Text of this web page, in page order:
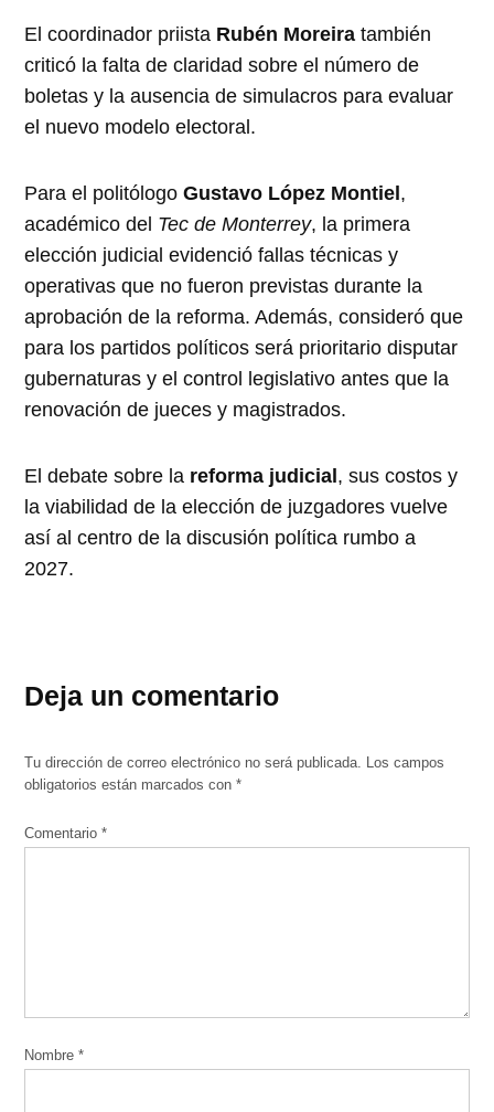
El coordinador priista Rubén Moreira también
criticó la falta de claridad sobre el número de
boletas y la ausencia de simulacros para evaluar
el nuevo modelo electoral.
Para el politólogoGustavo López Montiel,
académico del Tec de Monterrey, la primera
elección judicial evidenció fallas técnicas y
operativas que no fueron previstas durante la
aprobación de la reforma. Además, consideró que
para los partidos políticos será prioritario disputar
gubernaturas y el control legislativo antes que la
renovación de jueces y magistrados.
El debate sobre la reforma judicial, sus costos y
la viabilidad de la elección de juzgadores vuelve
así al centro de la discusión política rumbo a
2027.
Deja un comentario
Tu dirección de correo electrónico no será publicada. Los campos
obligatorios están marcados con*
Comentario*
Nombre*